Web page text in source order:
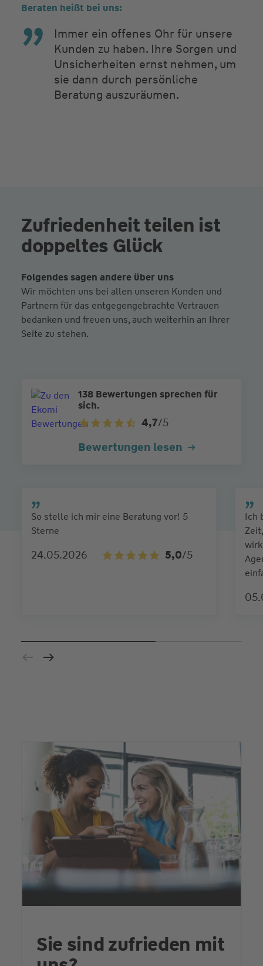
Beraten heißt bei uns:
Immer ein offenes Ohr für unsere
Kunden zu haben. Ihre Sorgen und
Unsicherheiten ernst nehmen, um
sie dann durch persönliche
Beratung auszuräumen.
Zufriedenheit teilen ist
doppeltes Glück
Folgendes sagen andere über uns
Wir möchten uns bei allen unseren Kunden und
Partnern für das entgegengebrachte Vertrauen
bedanken und freuen uns, auch weiterhin an Ihrer
Seite zu stehen.
138 Bewertungen sprechen für
sich.
4,7/5
Bewertungen lesen
So stelle ich mir eine Beratung vor! 5
Sterne
24.05.2026 5,0/5
Ich
Sie sind zufrieden mit